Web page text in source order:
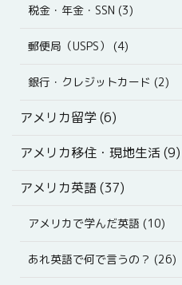
税金・年金・SSN (3)
郵便局（USPS） (4)
銀行・クレジットカード (2)
アメリカ留学 (6)
アメリカ移住・現地生活 (9)
アメリカ英語 (37)
アメリカで学んだ英語 (10)
あれ英語で何で言うの？ (26)